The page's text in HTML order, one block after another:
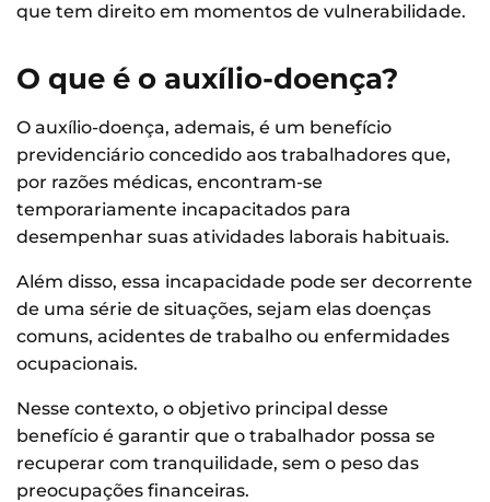
que tem direito em momentos de vulnerabilidade.
O que é o auxílio-doença?
O auxílio-doença, ademais, é um benefício
previdenciário concedido aos trabalhadores que,
por razões médicas, encontram-se
temporariamente incapacitados para
desempenhar suas atividades laborais habituais.
Além disso, essa incapacidade pode ser decorrente
de uma série de situações, sejam elas doenças
comuns, acidentes de trabalho ou enfermidades
ocupacionais.
Nesse contexto, o objetivo principal desse
benefício é garantir que o trabalhador possa se
recuperar com tranquilidade, sem o peso das
preocupações financeiras.